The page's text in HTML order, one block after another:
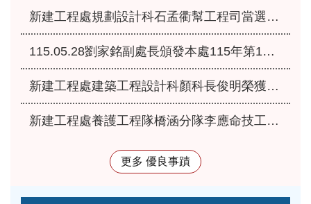
新建工程處規劃設計科石孟衢幫工程司當選本府115年優良爸媽員工
115.05.28劉家銘副處長頒發本處115年第1季服務績優人員
新建工程處建築工程設計科顏科長俊明榮獲本府115年模範公務人員
新建工程處養護工程隊橋涵分隊李應命技工獲選本府115年優秀工友
更多 優良事蹟